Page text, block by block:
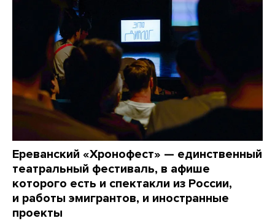
Ереванский «Хронофест» — единственный
театральный фестиваль, в афише
которого есть и спектакли из России,
и работы эмигрантов, и иностранные
проекты